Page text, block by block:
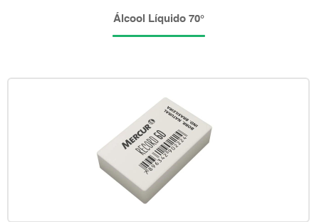
Álcool Líquido 70°